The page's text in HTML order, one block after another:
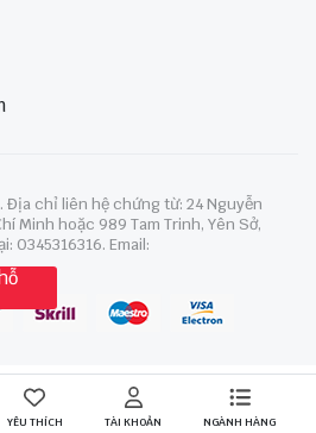
chỉ liên hệ chứng từ: 24 Nguyễn
Minh hoặc 989 Tam Trinh, Yên Sở,
0345316316. Email:
YÊU THÍCH TÀI KHOẢN NGÀNH HÀNG